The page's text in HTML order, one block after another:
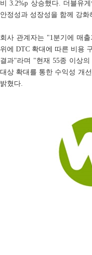
비 3.2%p 상승했다. 더블유
안정성과 성장성을 함께 강화
회사 관계자는 "1분기에 매
위에 DTC 확대에 따른 비용
결과"라며 "현재 55종 이상
대상 확대를 통한 수익성 개
밝혔다.